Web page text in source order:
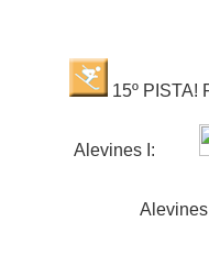
15º PISTA!
Alevines I: